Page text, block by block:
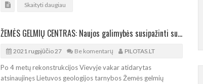
Skaityti daugiau
ŽEMĖS GELMIŲ CENTRAS: Naujos galimybės susipažinti su Lietuvos žemės gelmėmis
2021 rugpjūčio 27 Be komentarų PILOTAS.LT
Po 4 metų rekonstrukcijos Vievyje vakar atidarytas
atsinaujinęs Lietuvos geologijos tarnybos Žemės gelmių